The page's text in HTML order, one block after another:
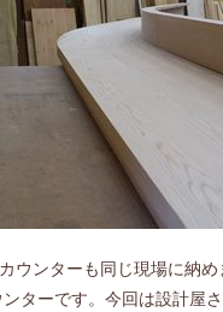
ウンターも同じ現場に納
ターです。今回は設計屋